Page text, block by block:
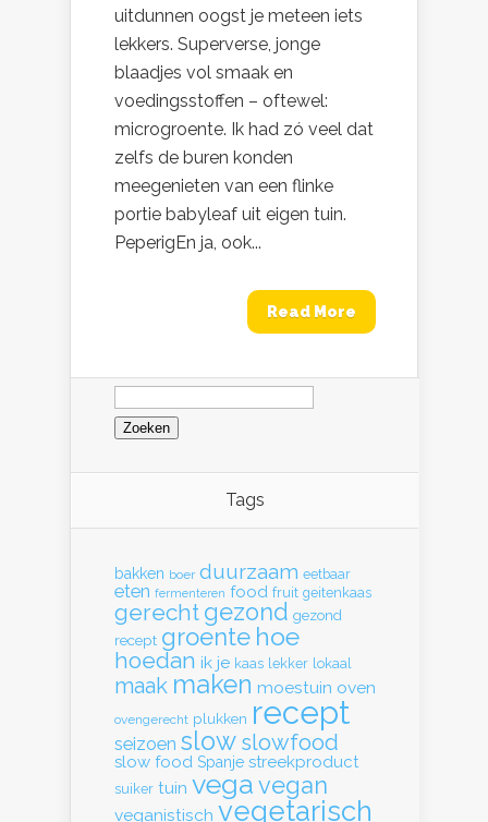
uitdunnen oogst je meteen iets
lekkers. Superverse, jonge
blaadjes vol smaak en
voedingsstoffen – oftewel:
microgroente. Ik had zó veel dat
zelfs de buren konden
meegenieten van een flinke
portie babyleaf uit eigen tuin.
PeperigEn ja, ook...
Read More
Zoeken
naar:
Tags
bakken boer duurzaam eetbaar
eten fermenteren food fruit geitenkaas
gerecht gezond gezond
recept groente hoe
hoedan ik je kaas lekker lokaal
maak maken moestuin oven
ovengerecht plukken recept
seizoen slow slowfood
slow food Spanje streekproduct
suiker tuin vega vegan
veganistisch vegetarisch